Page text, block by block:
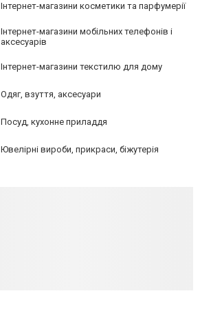
Інтернет-магазини косметики та парфумерії
Інтернет-магазини мобільних телефонів і
аксесуарів
Інтернет-магазини текстилю для дому
Одяг, взуття, аксесуари
Посуд, кухонне приладдя
Ювелірні вироби, прикраси, біжутерія